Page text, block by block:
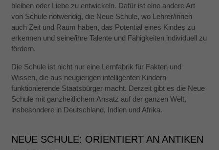
bleiben oder Liebe zu entwickeln. Dafür ist eine andere Art
von Schule notwendig, die Neue Schule, wo Lehrer/innen
auch Zeit und Raum haben, das Potential eines Kindes zu
erkennen und seine/ihre Talente und Fähigkeiten individuell zu
fördern.
Die Schule ist nicht nur eine Lernfabrik für Fakten und
Wissen, die aus neugierigen intelligenten Kindern
funktionierende Staatsbürger macht. Derzeit gibt es die Neue
Schule mit ganzheitlichem Ansatz auf der ganzen Welt,
insbesondere in Deutschland, Indien und Afrika.
NEUE SCHULE: ORIENTIERT AN ANTIKEN